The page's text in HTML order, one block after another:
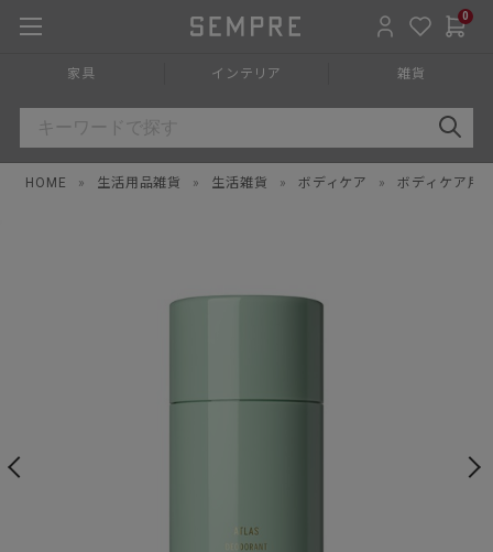
0
家具 インテリア 雑貨
HOME » 生活用品雑貨 » 生活雑貨 » ボディケア » ボディケア用